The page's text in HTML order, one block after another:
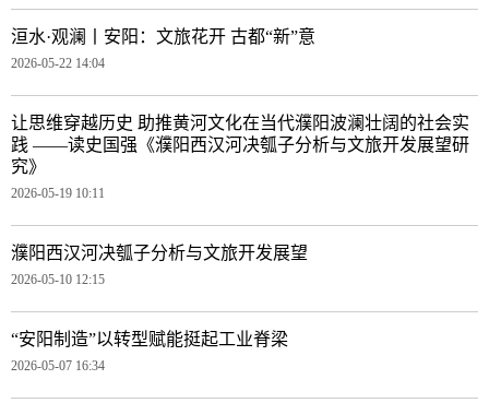
洹水·观澜丨安阳：文旅花开 古都“新”意
2026-05-22 14:04
让思维穿越历史 助推黄河文化在当代濮阳波澜壮阔的社会实
践 ——读史国强《濮阳西汉河决瓠子分析与文旅开发展望研
究》
2026-05-19 10:11
濮阳西汉河决瓠子分析与文旅开发展望
2026-05-10 12:15
“安阳制造”以转型赋能挺起工业脊梁
2026-05-07 16:34